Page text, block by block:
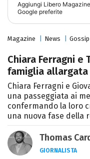
Aggiungi Libero Magazine
Google preferite
Magazine News Gossip
Chiara Ferragni e
famiglia
Chiara Ferragni e
una passeggiata ai
confermando la loro
una nuova fase della
Thomas
GIORNALISTA